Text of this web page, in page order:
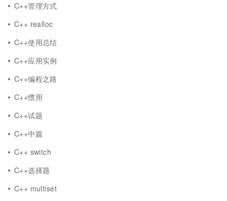
C++管理方式
C++ realloc
C++使用总结
C++应用实例
C++编程之路
C++惯用
C++试题
C++中篇
C++ switch
C++选择题
C++ multiset